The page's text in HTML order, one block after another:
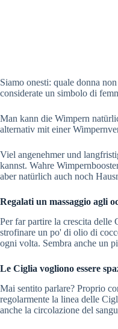
Siamo onesti: quale donna
considerate un simbolo di
Man kann die Wimpern
alternativ mit einer
Viel angenehmer und
kannst. Wahre
aber natürlich auch noch
Regalati un massaggio agli
Per far partire la crescita
strofinare un po' di olio di
ogni volta. Sembra anche un
Le Ciglia vogliono essere
Mai sentito parlare? Proprio
regolarmente la linea delle
anche la circolazione del